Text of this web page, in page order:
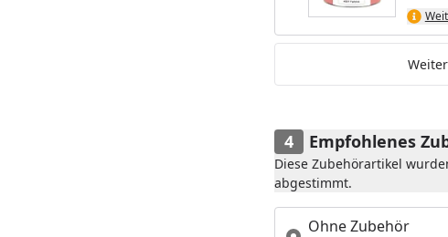
Empfohlenes
Diese Zubehörartikel
abgestimmt.
Ohne Zubehör